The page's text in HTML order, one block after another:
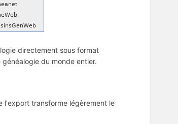
directement sous format
du monde entier.
l'export transforme légèrement le